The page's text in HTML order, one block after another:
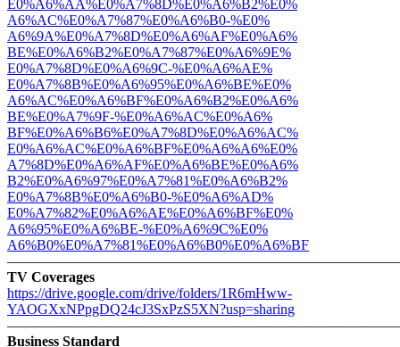
E0%A6%AA%E0%A7%8D%E0%A6%B2%E0%
A6%AC%E0%A7%87%E0%A6%B0-%E0%
A6%9A%E0%A7%8D%E0%A6%AF%E0%A6%
BE%E0%A6%B2%E0%A7%87%E0%A6%9E%
E0%A7%8D%E0%A6%9C-%E0%A6%AE%
E0%A7%8B%E0%A6%95%E0%A6%BE%E0%
A6%AC%E0%A6%BF%E0%A6%B2%E0%A6%
BE%E0%A7%9F-%E0%A6%AC%E0%A6%
BF%E0%A6%B6%E0%A7%8D%E0%A6%AC%
E0%A6%AC%E0%A6%BF%E0%A6%A6%E0%
A7%8D%E0%A6%AF%E0%A6%BE%E0%A6%
B2%E0%A6%97%E0%A7%81%E0%A6%B2%
E0%A7%8B%E0%A6%B0-%E0%A6%AD%
E0%A7%82%E0%A6%AE%E0%A6%BF%E0%
A6%95%E0%A6%BE-%E0%A6%9C%E0%
A6%B0%E0%A7%81%E0%A6%B0%E0%A6%BF
TV Coverages
https://drive.google.com/drive/folders/1R6mHww-
YAOGXxNPpgDQ24cJ3SxPzS5XN?usp=sharing
Business Standard